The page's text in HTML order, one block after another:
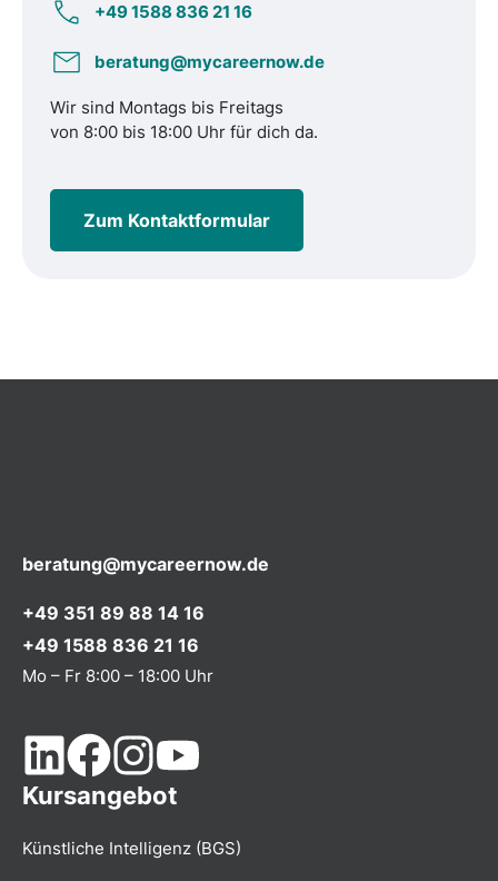
+49 1588 836 21 16
beratung@mycareernow.de
Wir sind Montags bis Freitags
von 8:00 bis 18:00 Uhr für dich da.
Zum Kontaktformular
beratung@mycareernow.de
+49 351 89 88 14 16
+49 1588 836 21 16
Mo – Fr 8:00 – 18:00 Uhr
Kursangebot
Künstliche Intelligenz (BGS)